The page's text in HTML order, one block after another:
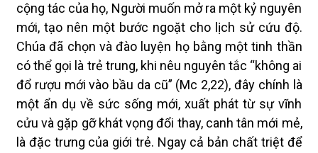
cộng tác của họ, Người muốn mở ra một kỷ nguyên
mới, tạo nên một bước ngoặt cho lịch sử cứu độ.
Chúa đã chọn và đào luyện họ bằng một tinh thần
có thể gọi là trẻ trung, khi nêu nguyên tắc “không ai
đổ rượu mới vào bầu da cũ” (Mc 2,22), đây chính là
một ẩn dụ về sức sống mới, xuất phát từ sự vĩnh
cửu và gặp gỡ khát vọng đổi thay, canh tân mới mẻ,
là đặc trưng của giới trẻ. Ngay cả bản chất triệt để